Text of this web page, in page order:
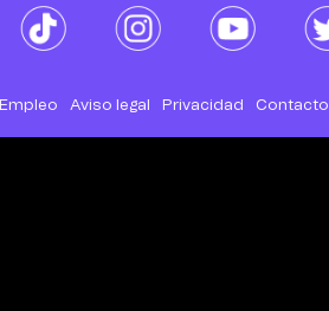
Empleo Aviso legal Privacidad Contacto